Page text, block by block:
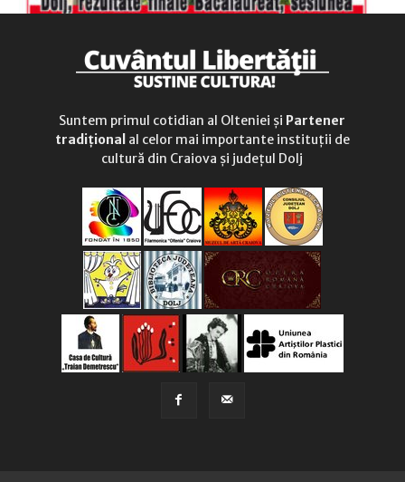
Suntem primul cotidian al Olteniei și Partener
tradițional al celor mai importante instituții de
cultură din Craiova și județul Dolj